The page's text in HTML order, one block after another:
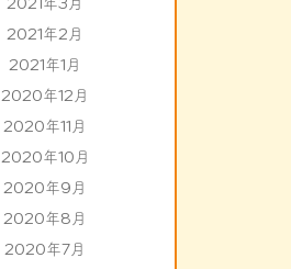
2021年2月
2021年1月
2020年12月
2020年11月
2020年10月
2020年9月
2020年8月
2020年7月